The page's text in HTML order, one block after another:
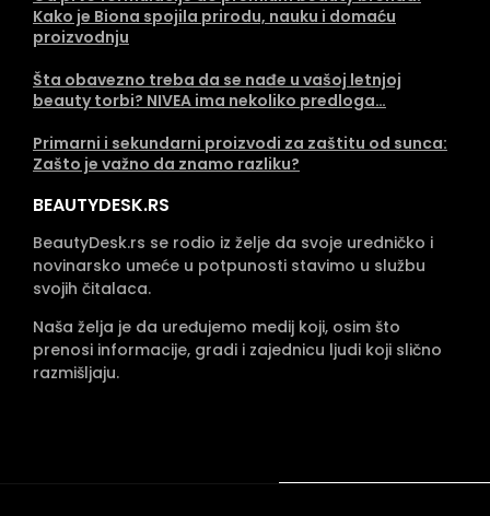
Kako je Biona spojila prirodu, nauku i domaću
proizvodnju
Šta obavezno treba da se nađe u vašoj letnjoj
beauty torbi? NIVEA ima nekoliko predloga…
Primarni i sekundarni proizvodi za zaštitu od sunca:
Zašto je važno da znamo razliku?
BEAUTYDESK.RS
BeautyDesk.rs se rodio iz želje da svoje uredničko i
novinarsko umeće u potpunosti stavimo u službu
svojih čitalaca.
Naša želja je da uređujemo medij koji, osim što
prenosi informacije, gradi i zajednicu ljudi koji slično
razmišljaju.